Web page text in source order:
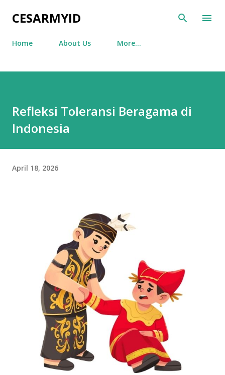
Skip to main content
CESARMYID
Home About Us More…
Refleksi Toleransi Beragama di
Indonesia
April 18, 2026